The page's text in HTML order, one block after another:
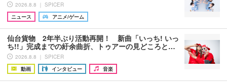
2026.8.8 ｜ SPICER
ニュース
アニメ/ゲーム
仙台貨物 2年半ぶり活動再開！ 新曲「いっち! いっ
ち!!」完成までの紆余曲折、トゥアーの見どころと…
2026.8.8 ｜ SPICER
動画
インタビュー 音楽